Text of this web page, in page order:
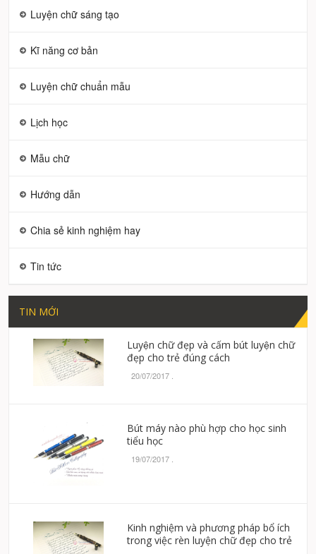
Luyện chữ sáng tạo
Kĩ năng cơ bản
Luyện chữ chuẩn mẫu
Lịch học
Mẫu chữ
Hướng dẫn
Chia sẻ kinh nghiệm hay
Tin tức
TIN MỚI
Luyện chữ đẹp và cấm bút luyện chữ
đẹp cho trẻ đúng cách
20/07/2017
Bút máy nào phù hợp cho học sinh
tiểu học
19/07/2017
Kinh nghiệm và phương pháp bổ ích
trong việc rèn luyện chữ đẹp cho trẻ